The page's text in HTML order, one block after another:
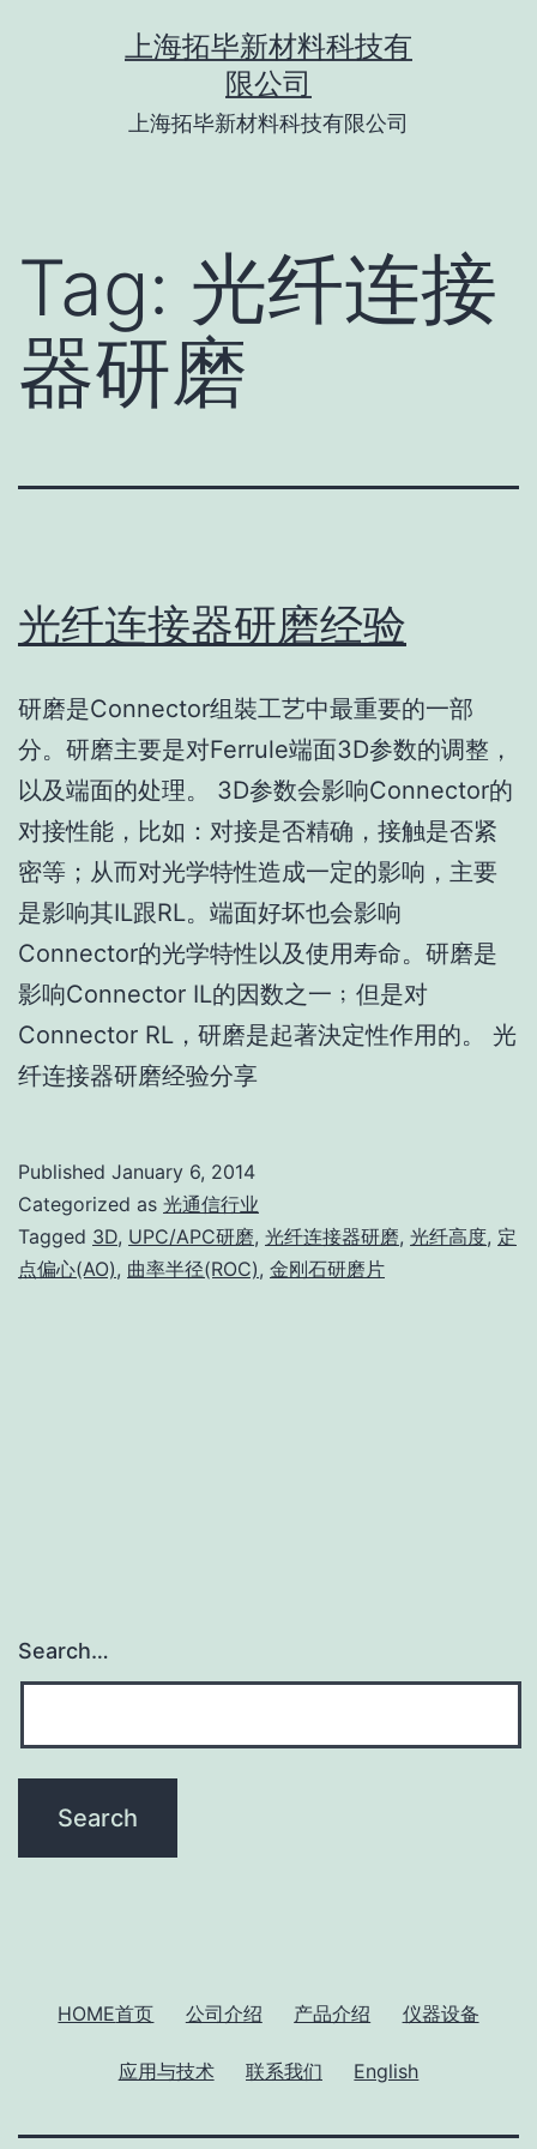
上海拓毕新材料科技有
限公司
上海拓毕新材料科技有限公司
Tag: 光纤连接
器研磨
光纤连接器研磨经验
研磨是Connector组裝工艺中最重要的一部
分。研磨主要是对Ferrule端面3D参数的调整，
以及端面的处理。 3D参数会影响Connector的
对接性能，比如：对接是否精确，接触是否紧
密等；从而对光学特性造成一定的影响，主要
是影响其IL跟RL。端面好坏也会影响
Connector的光学特性以及使用寿命。研磨是
影响Connector IL的因数之一﹔但是对
Connector RL，研磨是起著決定性作用的。 光
纤连接器研磨经验分享
Published January 6, 2014
Categorized as 光通信行业
Tagged 3D, UPC/APC研磨, 光纤连接器研磨, 光纤高度, 定
点偏心(AO), 曲率半径(ROC), 金刚石研磨片
Search…
HOME首页 公司介绍 产品介绍 仪器设备
应用与技术 联系我们 English